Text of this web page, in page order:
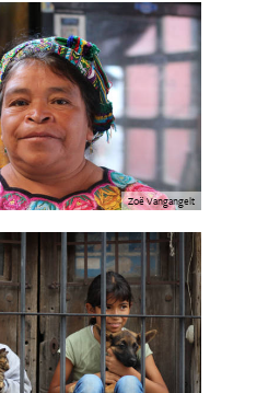
Zoë Vangangelt